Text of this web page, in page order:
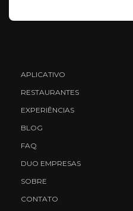
APLICATIVO
RESTAURANTES
EXPERIÊNCIAS
BLOG
FAQ
DUO EMPRESAS
SOBRE
CONTATO